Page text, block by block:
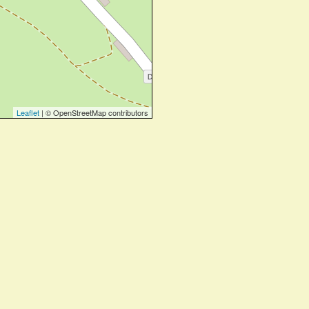
Leaflet| © OpenStreetMap contributors